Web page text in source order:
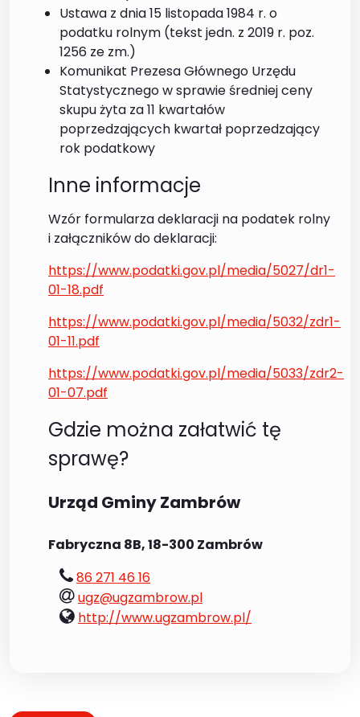
Ustawa z dnia 15 listopada 1984 r. o
podatku rolnym (tekst jedn. z 2019 r. poz.
1256 ze zm.)
Komunikat Prezesa Głównego Urzędu
Statystycznego w sprawie średniej ceny
skupu żyta za 11 kwartałów
poprzedzających kwartał poprzedzający
rok podatkowy
Inne informacje
Wzór formularza deklaracji na podatek rolny
i załączników do deklaracji:
https://www.podatki.gov.pl/media/5027/dr1-
01-18.pdf
https://www.podatki.gov.pl/media/5032/zdr1-
01-11.pdf
https://www.podatki.gov.pl/media/5033/zdr2-
01-07.pdf
Gdzie można załatwić tę
sprawę?
Urząd Gminy Zambrów
Fabryczna 8B, 18-300 Zambrów
tel.:
86 271 46 16
e-
mail:
ugz@ugzambrow.pl
www:
http://www.ugzambrow.pl/